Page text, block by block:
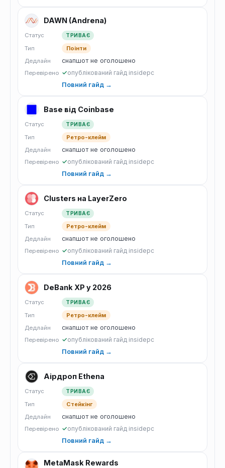
DAWN (Andrena)
Статус ТРИВАЄ
Тип
Поінти
Дедлайн
снапшот не оголошено
Перевірено ✓опублікований гайд insidepc
Повний гайд →
Base від Coinbase
Статус ТРИВАЄ
Тип
Ретро-клейм
Дедлайн
снапшот не оголошено
Перевірено ✓опублікований гайд insidepc
Повний гайд →
Clusters на LayerZero
Статус ТРИВАЄ
Тип
Ретро-клейм
Дедлайн
снапшот не оголошено
Перевірено ✓опублікований гайд insidepc
Повний гайд →
DeBank XP у 2026
Статус ТРИВАЄ
Тип
Ретро-клейм
Дедлайн
снапшот не оголошено
Перевірено ✓опублікований гайд insidepc
Повний гайд →
Аірдроп Ethena
Статус ТРИВАЄ
Тип
Стейкінг
Дедлайн
снапшот не оголошено
Перевірено ✓опублікований гайд insidepc
Повний гайд →
MetaMask Rewards